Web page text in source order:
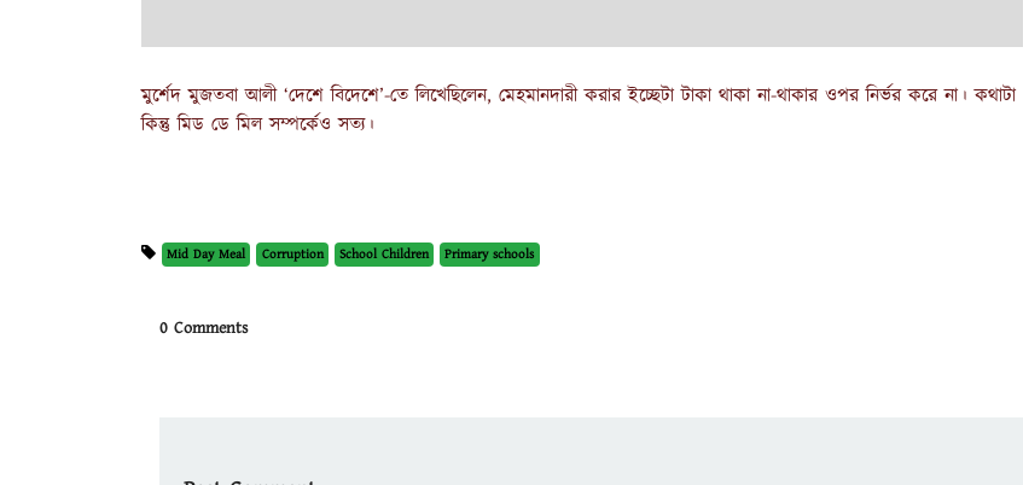
মুর্শেদ মুজতবা আলী ‘দেশে বিদেশে’-তে লিখেছিলেন, মেহমানদারী করার ইচ্ছেটা টাকা থাকা না-থাকার ওপর নির্ভর করে না। কথাটা
কিন্তু মিড ডে মিল সম্পর্কেও সত্য।
Mid Day Meal Corruption School Children Primary schools
0 Comments